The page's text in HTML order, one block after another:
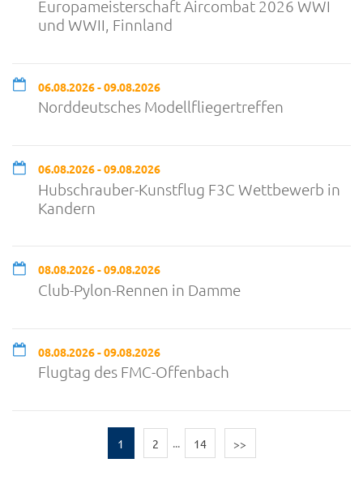
Europameisterschaft Aircombat 2026 WWI
und WWII, Finnland
06.08.2026 - 09.08.2026
Norddeutsches Modellfliegertreffen
06.08.2026 - 09.08.2026
Hubschrauber-Kunstflug F3C Wettbewerb in
Kandern
08.08.2026 - 09.08.2026
Club-Pylon-Rennen in Damme
08.08.2026 - 09.08.2026
Flugtag des FMC-Offenbach
1 2 ... 14 >>